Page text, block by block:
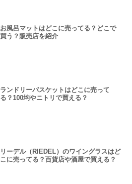
お風呂マットはどこに売ってる？どこで
買う？販売店を紹介
ランドリーバスケットはどこに売って
る？100均やニトリで買える？
リーデル（RIEDEL）のワイングラスはど
こに売ってる？百貨店や酒屋で買える？